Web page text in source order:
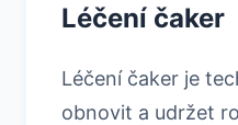
Léčení čaker
Léčení čaker je
obnovit a udržet